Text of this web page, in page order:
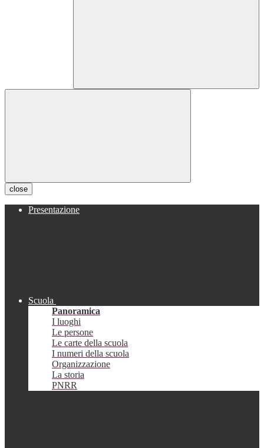
close
Presentazione
Scuola
Panoramica
I luoghi
Le persone
Le carte della scuola
I numeri della scuola
Organizzazione
La storia
PNRR